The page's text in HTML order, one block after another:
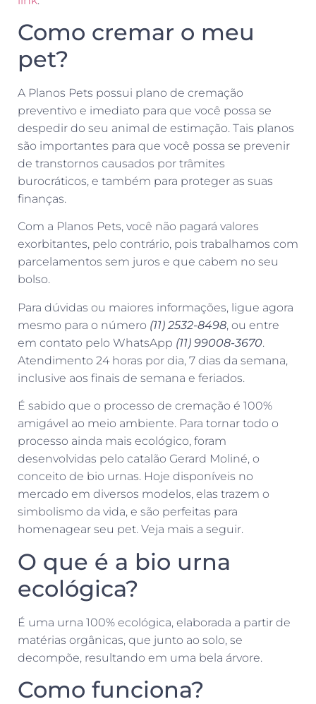
Como cremar o meu
pet?
A Planos Pets possui plano de cremação
preventivo e imediato para que você possa se
despedir do seu animal de estimação. Tais planos
são importantes para que você possa se prevenir
de transtornos causados por trâmites
burocráticos, e também para proteger as suas
finanças.
Com a Planos Pets, você não pagará valores
exorbitantes, pelo contrário, pois trabalhamos com
parcelamentos sem juros e que cabem no seu
bolso.
Para dúvidas ou maiores informações, ligue agora
mesmo para o número (11) 2532-8498, ou entre
em contato pelo WhatsApp (11) 99008-3670.
Atendimento 24 horas por dia, 7 dias da semana,
inclusive aos finais de semana e feriados.
É sabido que o processo de cremação é 100%
amigável ao meio ambiente. Para tornar todo o
processo ainda mais ecológico, foram
desenvolvidas pelo catalão Gerard Moliné, o
conceito de bio urnas. Hoje disponíveis no
mercado em diversos modelos, elas trazem o
simbolismo da vida, e são perfeitas para
homenagear seu pet. Veja mais a seguir.
O que é a bio urna
ecológica?
É uma urna 100% ecológica, elaborada a partir de
matérias orgânicas, que junto ao solo, se
decompõe, resultando em uma bela árvore.
Como funciona?